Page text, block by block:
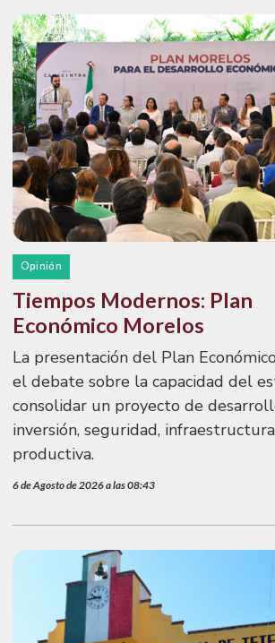
Opinión
Tiempos Modernos: Plan
Económico Morelos
La presentación del Plan
el debate sobre la capacidad del
consolidar un proyecto de
inversión, seguridad,
productiva.
6 de Agosto de 2026 a las 08:43